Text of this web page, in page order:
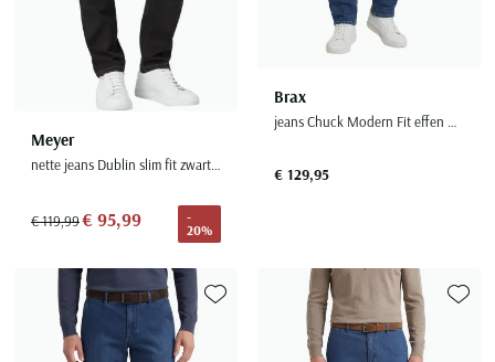
Meyer
nette jeans Dublin slim fit zwart effen denim
€ 119,99€ 95,99
-
20%
Brax
jeans Chuck Modern Fit effen blauw
€ 129,95
Toevoegen aan favorieten